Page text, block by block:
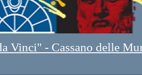
Vinci" - Cassano delle